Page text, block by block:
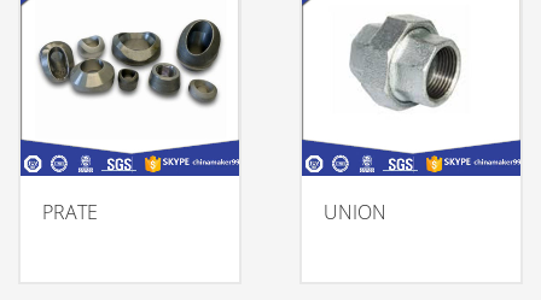
PRATE UNION